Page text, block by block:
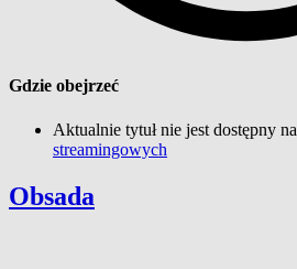
Gdzie obejrzeć
Aktualnie tytuł nie jest dostępny na
streamingowych
Obsada